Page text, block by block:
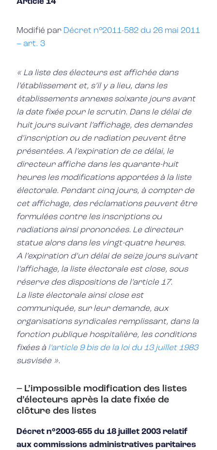
Article 14
Modifié par Décret n°2011-582 du 26 mai 2011
– art. 3
« La liste des électeurs est affichée dans
l’établissement et, s’il y a lieu, dans les
établissements annexes soixante jours avant
la date fixée pour le scrutin. Dans le délai de
huit jours suivant l’affichage, des demandes
d’inscription ou de radiation peuvent être
présentées. A l’expiration de ce délai, le
directeur affiche dans les quarante-huit
heures les modifications apportées à la liste
électorale. Pendant cinq jours, à compter de
cet affichage, des réclamations peuvent être
formulées contre les inscriptions ou
radiations ainsi prononcées. Le directeur
statue alors dans les vingt-quatre heures.
A l’expiration d’un délai de seize jours suivant
l’affichage, la liste électorale est close, sous
réserve des dispositions de l’article 17.
La liste électorale ainsi close est
communiquée, sur leur demande, aux
organisations syndicales remplissant, dans la
fonction publique hospitalière, les conditions
fixées à l’article 9 bis de la loi du 13 juillet 1983
susvisée ».
– L’impossible modification des listes
d’électeurs après la date fixée de
clôture des listes
Décret n°2003-655 du 18 juillet 2003 relatif
aux commissions administratives paritaires